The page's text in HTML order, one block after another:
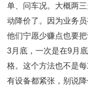
单、问车况。大概两
动降价了。因为业务
他们宁愿少赚点也要
3月底，一次是在9月
格。这个方法也不是
有设备都紧张，别说